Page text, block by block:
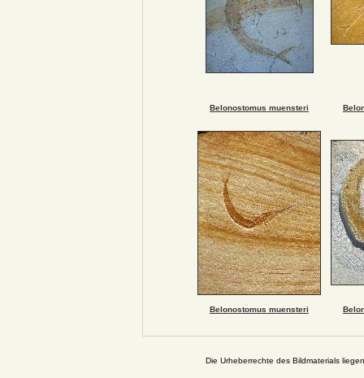
Belonostomus muensteri
Belonostomus muensteri
Die Urheberrechte des Bildmaterials